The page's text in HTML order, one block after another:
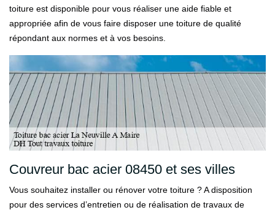
toiture est disponible pour vous réaliser une aide fiable et
appropriée afin de vous faire disposer une toiture de qualité
répondant aux normes et à vos besoins.
Couvreur bac acier 08450 et ses villes
Vous souhaitez installer ou rénover votre toiture ? A disposition
pour des services d’entretien ou de réalisation de travaux de